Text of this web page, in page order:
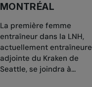
MONTRÉAL
La première femme
entraîneur dans la LNH,
actuellement entraîneure
adjointe du Kraken de
Seattle, se joindra à...